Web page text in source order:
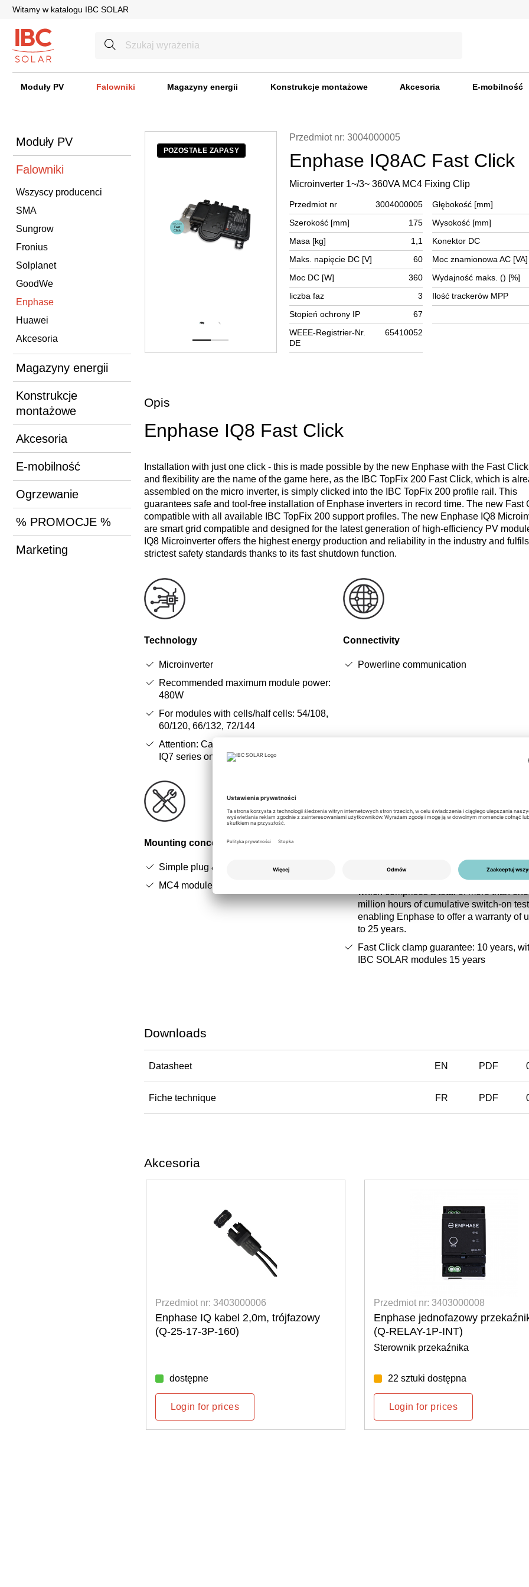
Witamy w katalogu IBC SOLAR
Moduły PV Falowniki Magazyny energii Konstrukcje montażowe Akcesoria E-mobilność
Moduły PV
Falowniki
Wszyscy producenci
SMA
Sungrow
Fronius
Solplanet
GoodWe
Enphase
Huawei
Akcesoria
Magazyny energii
Konstrukcje
montażowe
Akcesoria
E-mobilność
Ogrzewanie
% PROMOCJE %
Marketing
POZOSTAŁE ZAPASY
Przedmiot nr: 3004000005
Enphase IQ8AC Fast Click
Microinverter 1~/3~ 360VA MC4 Fixing Clip
Przedmiot nr 3004000005
Głębokość [mm]
Szerokość [mm]
175
Wysokość [mm]
Masa [kg]
1,1
Konektor DC
Maks. napięcie DC [V]
60
Moc znamionowa AC [VA]
Moc DC [W]
360
Wydajność maks. () [%]
liczba faz
3
Ilość trackerów MPP
Stopień ochrony IP
67
WEEE-Registrier-Nr.
DE
65410052
Opis
Enphase IQ8 Fast Click
Installation with just one click - this is made possible by the new Enphase with the Fast
and flexibility are the name of the game here, as the IBC TopFix 200 Fast Click, which is
assembled on the micro inverter, is simply clicked into the IBC TopFix 200 profile rail. This
guarantees safe and tool-free installation of Enphase inverters in record time. The new Fast
compatible with all available IBC TopFix 200 support profiles. The new Enphase IQ8
are smart grid compatible and designed for the latest generation of high-efficiency PV
IQ8 Microinverter offers the highest energy production and reliability in the industry and
strictest safety standards thanks to its fast shutdown function.
Technology
Microinverter
Recommended maximum module power:
480W
For modules with cells/half cells: 54/108,
60/120, 66/132, 72/144
Attention: Cannot be used together with the
IQ7 series on an Envoy
Connectivity
Powerline communication
Mounting concept
Simple plug & play installation
MC4 module connections
All Enphase microinverters are tested in
strict reliability and quality test
which comprises a total of more than one
million hours of cumulative switch-on
enabling Enphase to offer a warranty of
to 25 years.
Fast Click clamp guarantee: 10 years,
IBC SOLAR modules 15 years
Downloads
Datasheet EN PDF
Fiche technique FR PDF
Akcesoria
Przedmiot nr: 3403000008
Enphase jednofazowy przekaźnik IQ
(Q-RELAY-1P-INT)
22 sztuki dostępna
Login for prices
Przedmiot nr: 3403000031
Enphase IQ Gateway metered
compact CT
Bramka komunikacyjna ENV-S-EM-
61 sztuki dostępna
Login for prices